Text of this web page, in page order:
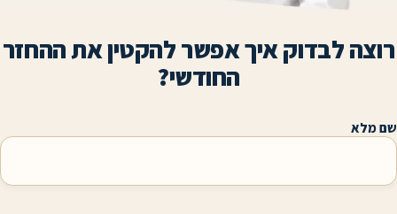
איך אפשר להקטין את ההחזר
החודשי?